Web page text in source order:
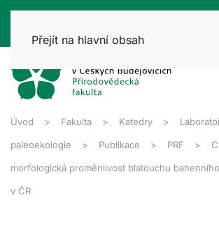
Přejít na hlavní obsah
Úvod Fakulta Katedry
paleoekologie Publikace PRF
morfologická proměnlivost blatouchu
v ČR